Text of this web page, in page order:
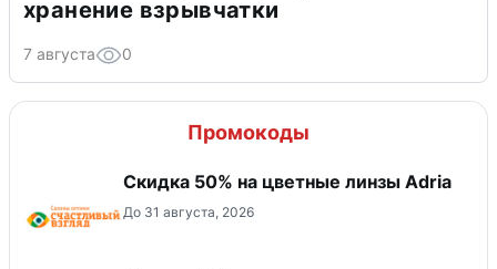
хранение взрывчатки
7 августа 0
Промокоды
Скидка 50% на цветные линзы Adria
До 31 августа, 2026